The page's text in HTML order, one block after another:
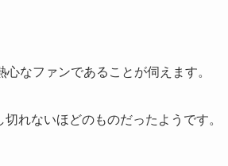
なファンであることが伺えます。
れないほどのものだったようです。